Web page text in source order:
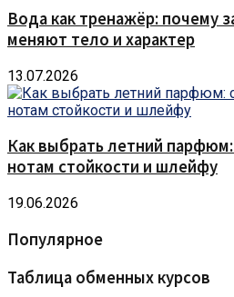
Вода как тренажёр: почему
меняют тело и характер
13.07.2026
Как выбрать летний
нотам стойкости и шлейфу
19.06.2026
Популярное
Таблица обменных курсов